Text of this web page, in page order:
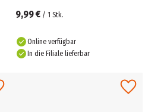
9,99 € / 1 Stk.
Online verfügbar
In die Filiale lieferbar